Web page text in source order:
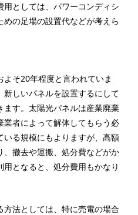
としては、パワーコンディシ
の足場の設置代などが考えら
そ20年程度と言われていま
しいパネルを設置するにして
ます。太陽光パネルは産業廃棄
者によって解体してもらう必
る規模にもよりますが、高額
撤去や運搬、処分費などがか
となると、処分費用もかなり
法としては、特に売電の場合